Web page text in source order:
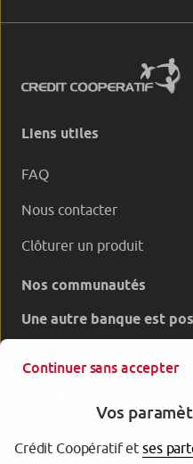
Liens utiles
FAQ
Nous contacter
Clôturer un produit
Nos communautés
Une autre banque est
Continuer sans accepter
Vos
Crédit Coopératif etses